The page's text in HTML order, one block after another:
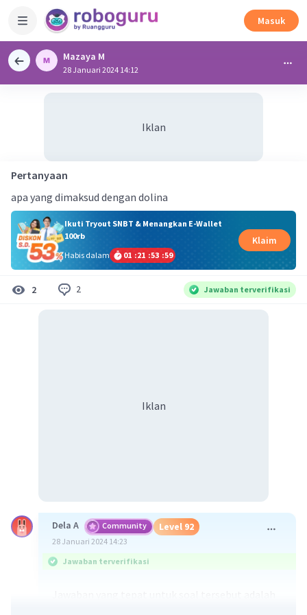
Masuk
Mazaya M
28 Januari 2024 14:12
Iklan
Pertanyaan
apa yang dimaksud dengan dolina
Ikuti Tryout SNBT & Menangkan E-Wallet
100rb
Habis dalam
01 :21 :53 :59
Klaim
2 2 Jawaban terverifikasi
Iklan
Dela A Community Level 92
28 Januari 2024 14:23
Jawaban terverifikasi